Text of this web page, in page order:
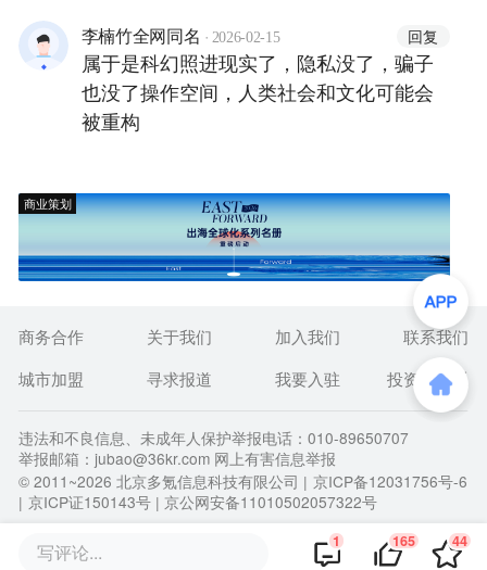
李楠竹全网同名 · 2026-02-15 回复
属于是科幻照进现实了，隐私没了，骗子
也没了操作空间，人类社会和文化可能会
被重构
商业策划
写评论... 1 165 44
商务合作 关于我们 加入我们
联系我们
城市加盟
寻求报道 我要入驻 投资者关系
违法和不良信息、未成年人保护举报电话：010-89650707
举报邮箱：jubao@36kr.com 网上有害信息举报
© 2011~2026 北京多氪信息科技有限公司 | 京ICP备12031756号-6
| 京ICP证150143号 | 京公网安备11010502057322号